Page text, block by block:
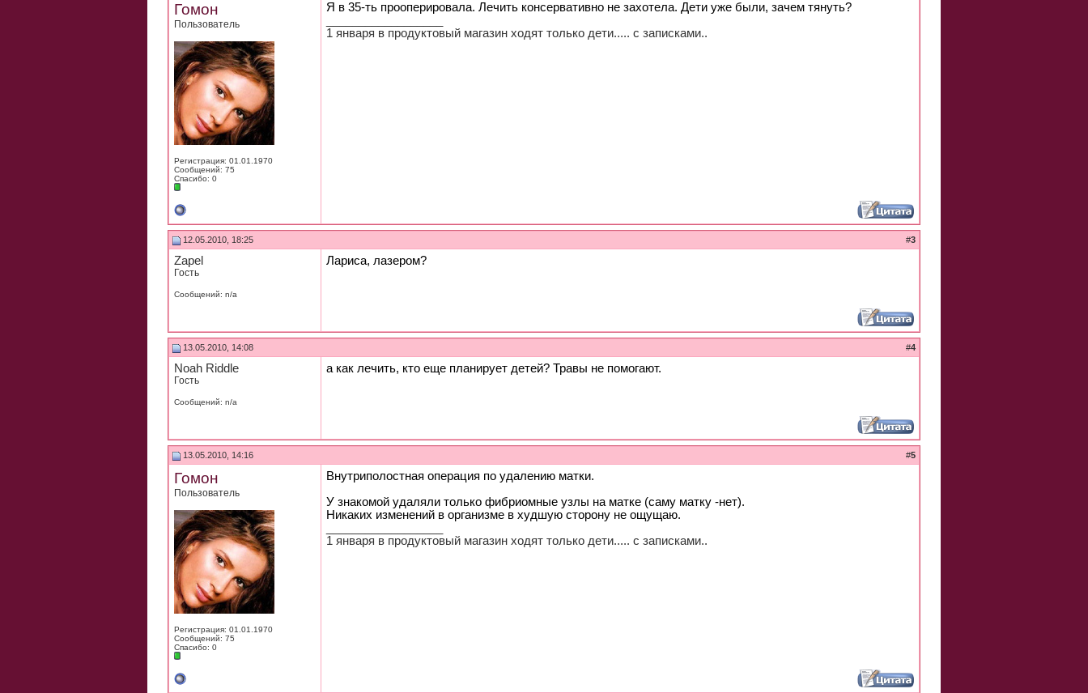
Гомон
Пользователь
Регистрация: 01.01.1970
Сообщений: 75
Спасибо: 0
Я в 35-ть прооперировала. Лечить консервативно не захотела. Дети уже были, зачем тянуть?
1 января в продуктовый магазин ходят только дети..... с записками..
12.05.2010, 18:25 #3
Zapel
Гость
Сообщений: n/a
Лариса, лазером?
13.05.2010, 14:08 #4
Noah Riddle
Гость
Сообщений: n/a
а как лечить, кто еще планирует детей? Травы не помогают.
13.05.2010, 14:16 #5
Гомон
Пользователь
Регистрация: 01.01.1970
Сообщений: 75
Спасибо: 0
Внутриполостная операция по удалению матки.
У знакомой удаляли только фибриомные узлы на матке (саму матку -нет).
Никаких изменений в организме в худшую сторону не ощущаю.
1 января в продуктовый магазин ходят только дети..... с записками..